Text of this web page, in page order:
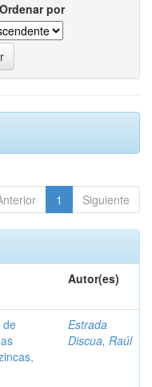
Ordenar por
1 Siguiente
Autor(es)
de
Estrada
Discua, Raúl